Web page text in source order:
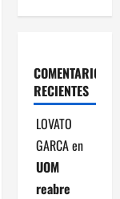
COMENTARIOS
RECIENTES
LOVATO
GARCAen
UOM
reabre